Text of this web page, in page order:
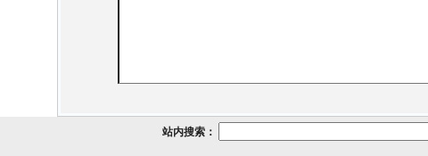
站内搜索：